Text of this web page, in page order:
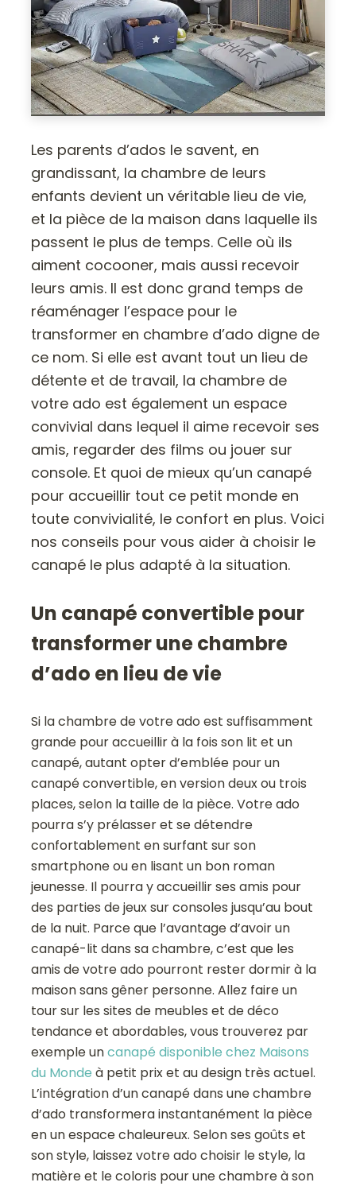
Les parents d’ados le savent, en
grandissant, la chambre de leurs
enfants devient un véritable lieu de vie,
et la pièce de la maison dans laquelle ils
passent le plus de temps. Celle où ils
aiment cocooner, mais aussi recevoir
leurs amis. Il est donc grand temps de
réaménager l’espace pour le
transformer en chambre d’ado digne de
ce nom. Si elle est avant tout un lieu de
détente et de travail, la chambre de
votre ado est également un espace
convivial dans lequel il aime recevoir ses
amis, regarder des films ou jouer sur
console. Et quoi de mieux qu’un canapé
pour accueillir tout ce petit monde en
toute convivialité, le confort en plus. Voici
nos conseils pour vous aider à choisir le
canapé le plus adapté à la situation.
Un canapé convertible pour
transformer une chambre
d’ado en lieu de vie
Si la chambre de votre ado est suffisamment
grande pour accueillir à la fois son lit et un
canapé, autant opter d’emblée pour un
canapé convertible, en version deux ou trois
places, selon la taille de la pièce. Votre ado
pourra s’y prélasser et se détendre
confortablement en surfant sur son
smartphone ou en lisant un bon roman
jeunesse. Il pourra y accueillir ses amis pour
des parties de jeux sur consoles jusqu’au bout
de la nuit. Parce que l’avantage d’avoir un
canapé-lit dans sa chambre, c’est que les
amis de votre ado pourront rester dormir à la
maison sans gêner personne. Allez faire un
tour sur les sites de meubles et de déco
tendance et abordables, vous trouverez par
exemple uncanapé disponible chez Maisons
du Monde à petit prix et au design très actuel.
L’intégration d’un canapé dans une chambre
d’ado transformera instantanément la pièce
en un espace chaleureux. Selon ses goûts et
son style, laissez votre ado choisir le style, la
matière et le coloris pour une chambre à son